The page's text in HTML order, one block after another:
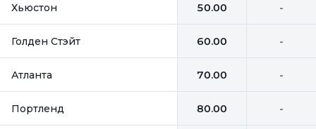
Хьюстон 50.00 -
Голден Стэйт 60.00 -
Атланта 70.00 -
Портленд 80.00 -